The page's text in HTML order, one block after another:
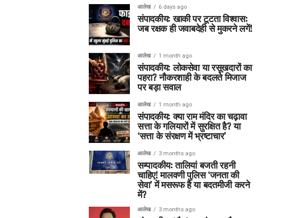
आलेख 6 days ago
संपादकीय: खाकी पर टूटता विश्वास:
जब रक्षक ही जवाबदेही से मुकरने लगें!
आलेख 1 month ago
संपादकीय: लोकसेवा या रसूखदारों का
पहरा? नौकरशाही के बदलते मिजाज
पर बड़ा सवाल
आलेख 1 month ago
संपादकीय: क्या राम मंदिर का चढ़ावा
सत्ता के गलियारों में सुरक्षित है? या
‘सत्ता के संरक्षण में भ्रष्टाचार’
आलेख 3 months ago
सम्पादकीय: तालियां बजती रहनी
चाहिए! मालवणी पुलिस ‘जनता की
सेवा’ में मसरूफ है या बदतमीजी करने
में?
आलेख 3 months ago